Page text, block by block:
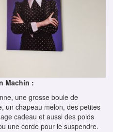
Machin :
une grosse boule de
un chapeau melon, des petites
cadeau et aussi des poids
une corde pour le suspendre.